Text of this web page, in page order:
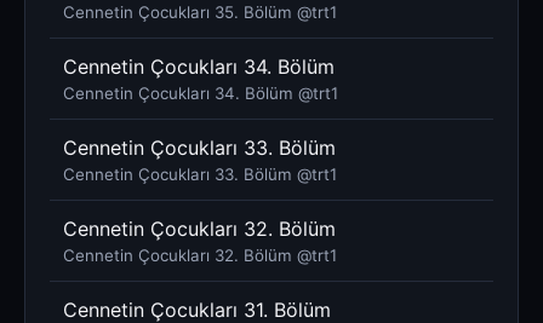
Cennetin Çocukları 35. Bölüm @trt1
Cennetin Çocukları 34. Bölüm
Cennetin Çocukları 34. Bölüm @trt1
Cennetin Çocukları 33. Bölüm
Cennetin Çocukları 33. Bölüm @trt1
Cennetin Çocukları 32. Bölüm
Cennetin Çocukları 32. Bölüm @trt1
Cennetin Çocukları 31. Bölüm